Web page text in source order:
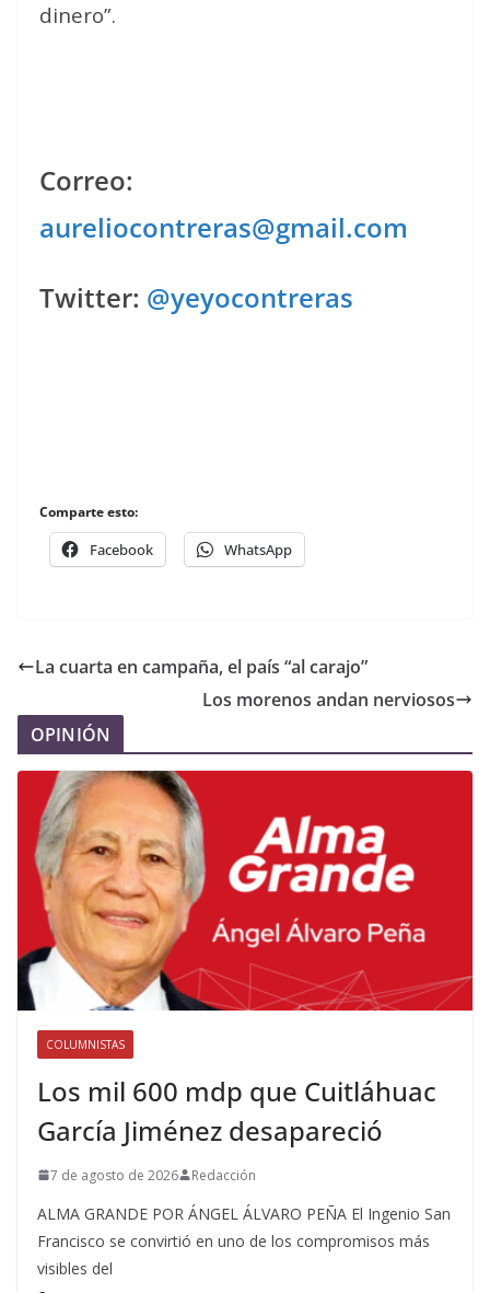
dinero”.
Correo:
aureliocontreras@gmail.com
Twitter: @yeyocontreras
Comparte esto:
Facebook WhatsApp
La cuarta en campaña, el país “al carajo”
Los morenos andan nerviosos
OPINIÓN
COLUMNISTAS
Los mil 600 mdp que Cuitláhuac
García Jiménez desapareció
7 de agosto de 2026 Redacción
ALMA GRANDE POR ÁNGEL ÁLVARO PEÑA El Ingenio San
Francisco se convirtió en uno de los compromisos más
visibles del